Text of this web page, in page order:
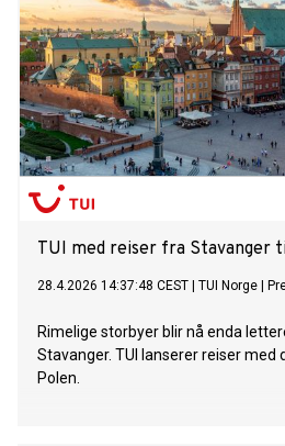
TUI med reiser fra Stavanger
28.4.2026 14:37:48 CEST TUI Norge
Rimelige storbyer blir nå enda
Stavanger. TUI lanserer reiser med
Polen.